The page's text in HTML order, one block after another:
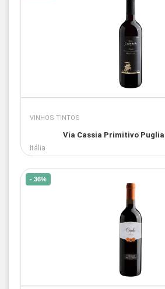
VINHOS TINTOS
Via Cassia Primitivo Puglia
Itália
- 36%